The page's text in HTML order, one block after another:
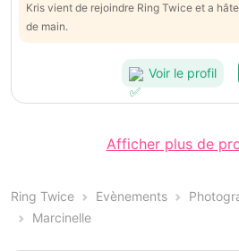
Kris vient de rejoindre Ring Twice et a
de main.
Voir le profil
Afficher plus de
Ring Twice Evènements
Marcinelle